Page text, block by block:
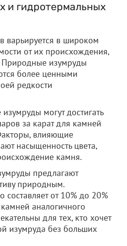
и гидротермальных
варьируется в широком
от их происхождения,
Природные изумруды
более ценными
редкости
могут достигать
за карат для камней
влияющие
насыщенность цвета,
камня.
предлагают
природным.
составляет от 10% до 20%
аналогичного
для тех, кто хочет
изумруда без больших